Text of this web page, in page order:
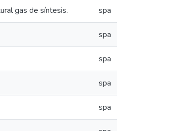
gas de síntesis. spa
spa
spa
spa
spa